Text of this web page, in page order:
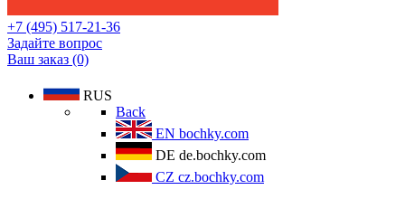
+7 (495) 517-21-36
Задайте вопрос
Ваш заказ (0)
RUS
Back
EN bochky.com
DE de.bochky.com
CZ cz.bochky.com